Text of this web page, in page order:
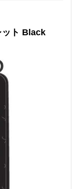
ット Black